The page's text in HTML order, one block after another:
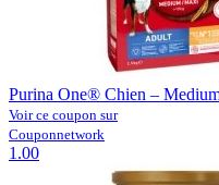
Purina One® Chien –
Voir ce coupon sur
Couponnetwork
1.00